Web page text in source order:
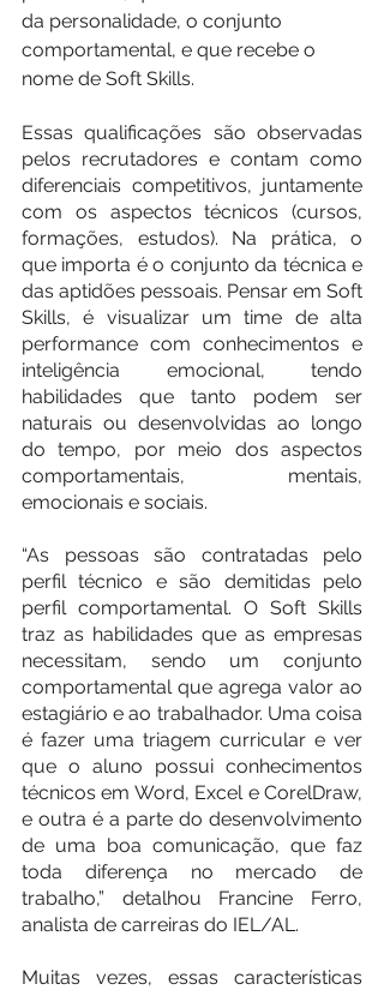
da personalidade, o conjunto
comportamental, e que recebe o
nome de Soft Skills.
Essas qualificações são observadas
pelos recrutadores e contam como
diferenciais competitivos, juntamente
com os aspectos técnicos (cursos,
formações, estudos). Na prática, o
que importa é o conjunto da técnica e
das aptidões pessoais. Pensar em Soft
Skills, é visualizar um time de alta
performance com conhecimentos e
inteligência emocional, tendo
habilidades que tanto podem ser
naturais ou desenvolvidas ao longo
do tempo, por meio dos aspectos
comportamentais, mentais,
emocionais e sociais.
“As pessoas são contratadas pelo
perfil técnico e são demitidas pelo
perfil comportamental. O Soft Skills
traz as habilidades que as empresas
necessitam, sendo um conjunto
comportamental que agrega valor ao
estagiário e ao trabalhador. Uma coisa
é fazer uma triagem curricular e ver
que o aluno possui conhecimentos
técnicos em Word, Excel e CorelDraw,
e outra é a parte do desenvolvimento
de uma boa comunicação, que faz
toda diferença no mercado de
trabalho,” detalhou Francine Ferro,
analista de carreiras do IEL/AL.
Muitas vezes, essas características